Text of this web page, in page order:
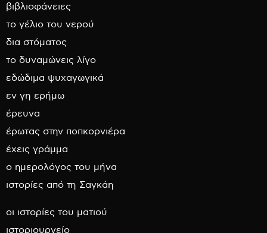
βιβλιοφάνειες
το γέλιο του νερού
δια στόματος
το δυναμώνεις λίγο
εδώδιμα ψυχαγωγικά
εν γη ερήμω
έρευνα
έρωτας στην ποπκορνιέρα
έχεις γράμμα
ο ημερολόγος του μήνα
ιστορίες από τη Σαγκάη
οι ιστορίες του ματιού
ιστοριουργείο